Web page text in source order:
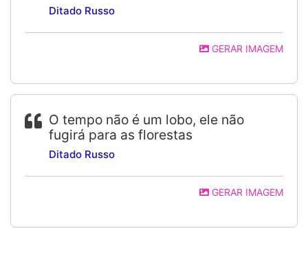
Ditado Russo
GERAR IMAGEM
O tempo não é um lobo, ele não
fugirá para as florestas
Ditado Russo
GERAR IMAGEM